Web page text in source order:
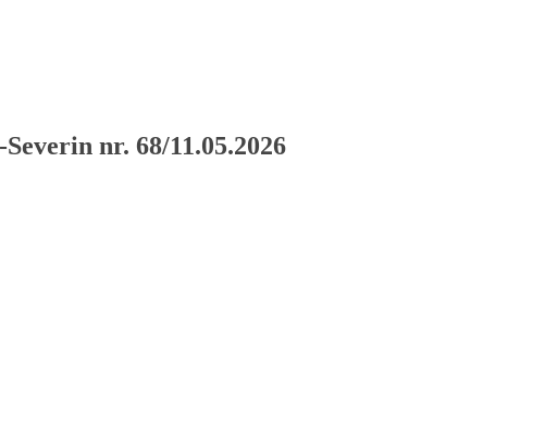
nr. 68/11.05.2026